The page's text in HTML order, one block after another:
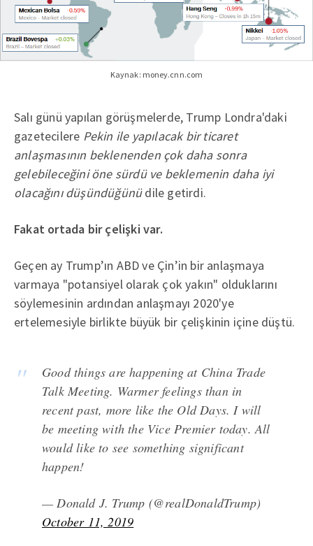
Kaynak: money.cnn.com
Salı günü yapılan görüşmelerde, Trump Londra'daki
gazetecilere Pekin ile yapılacak bir ticaret
anlaşmasının beklenenden çok daha sonra
gelebileceğini öne sürdü ve beklemenin daha iyi
olacağını düşündüğünüdile getirdi.
Fakat ortada bir çelişki var.
Geçen ay Trump’ın ABD ve Çin’in bir anlaşmaya
varmaya "potansiyel olarak çok yakın" olduklarını
söylemesinin ardından anlaşmayı 2020'ye
ertelemesiyle birlikte büyük bir çelişkinin içine düştü.
Good things are happening at China Trade
Talk Meeting. Warmer feelings than in
recent past, more like the Old Days. I will
be meeting with the Vice Premier today. All
would like to see something significant
happen!
— Donald J. Trump (@realDonaldTrump)
October 11, 2019